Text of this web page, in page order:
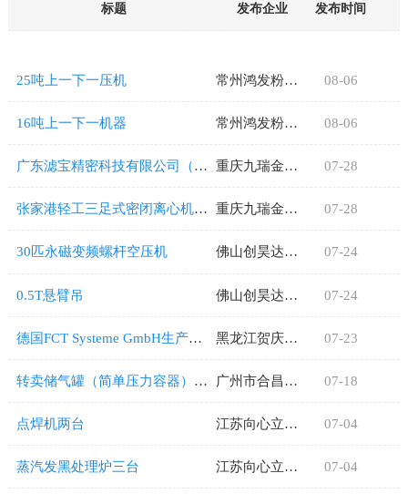
标题 发布企业 发布时间
25吨上一下一压机 常州鸿发粉末冶金有限公司 08-06
16吨上一下一机器 常州鸿发粉末冶金有限公司 08-06
广东滤宝精密科技有限公司（Lupao 滤宝） 重庆九瑞金属材料有限公司 07-28
张家港轻工三足式密闭离心机2台 重庆九瑞金属材料有限公司 07-28
30匹永磁变频螺杆空压机 佛山创昊达金属制品有限公司 07-24
0.5T悬臂吊 佛山创昊达金属制品有限公司 07-24
德国FCT Systeme GmbH生产的火花等离子烧结炉（SPS炉），型号KCE-FCT HP D 250-1， 黑龙江贺庆再生物资回收有限公司 07-23
转卖储气罐（简单压力容器）+氨分解制氢装置+气体纯化装置 广州市合昌粉末冶金制品有限公司 07-18
点焊机两台 江苏向心立新材料有限公司 07-04
蒸汽发黑处理炉三台 江苏向心立新材料有限公司 07-04